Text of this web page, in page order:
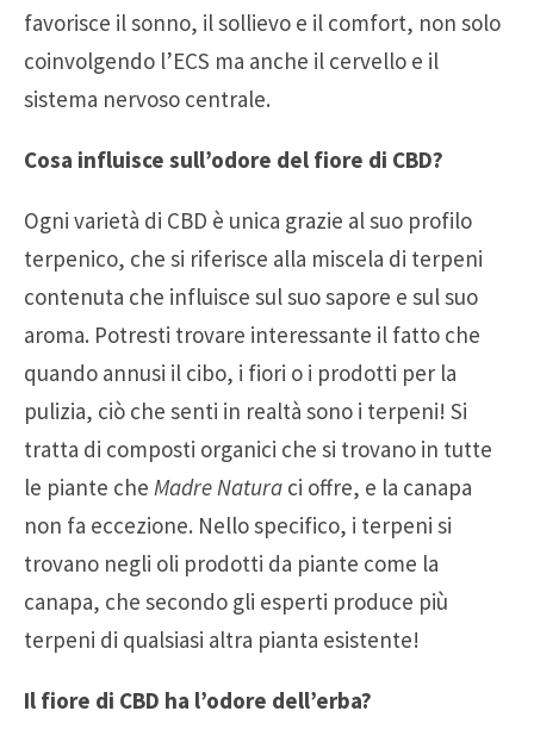
favorisce il sonno, il sollievo e il comfort, non solo
coinvolgendo l’ECS ma anche il cervello e il
sistema nervoso centrale.
Cosa influisce sull’odore del fiore di CBD?
Ogni varietà di CBD è unica grazie al suo profilo
terpenico, che si riferisce alla miscela di terpeni
contenuta che influisce sul suo sapore e sul suo
aroma. Potresti trovare interessante il fatto che
quando annusi il cibo, i fiori o i prodotti per la
pulizia, ciò che senti in realtà sono i terpeni! Si
tratta di composti organici che si trovano in tutte
le piante che Madre Natura ci offre, e la canapa
non fa eccezione. Nello specifico, i terpeni si
trovano negli oli prodotti da piante come la
canapa, che secondo gli esperti produce più
terpeni di qualsiasi altra pianta esistente!
Il fiore di CBD ha l’odore dell’erba?